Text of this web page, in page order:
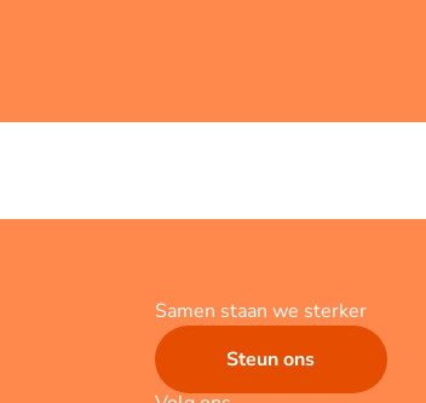
Samen staan we sterker
Steun ons